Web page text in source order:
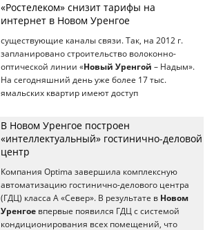
«Ростелеком» снизит тарифы на
интернет в Новом Уренгое
существующие каналы связи. Так, на 2012 г.
запланировано строительство волоконно-
оптической линии «Новый Уренгой – Надым».
На сегодняшний день уже более 17 тыс.
ямальских квартир имеют доступ
В Новом Уренгое построен
«интеллектуальный» гостинично-деловой
центр
Компания Optima завершила комплексную
автоматизацию гостинично-делового центра
(ГДЦ) класса А «Север». В результате в Новом
Уренгое впервые появился ГДЦ с системой
кондиционирования всех помещений, что